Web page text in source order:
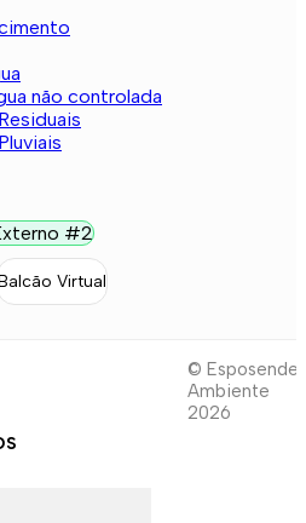
não controlada
#2
Virtual
© Esposende
Ambiente
2026